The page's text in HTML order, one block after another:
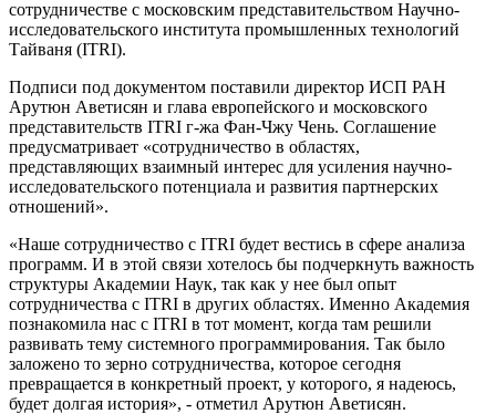
сотрудничестве с московским представительством Научно-
исследовательского института промышленных технологий
Тайваня (ITRI).
Подписи под документом поставили директор ИСП РАН
Арутюн Аветисян и глава европейского и московского
представительств ITRI г-жа Фан-Чжу Чень. Соглашение
предусматривает «сотрудничество в областях,
представляющих взаимный интерес для усиления научно-
исследовательского потенциала и развития партнерских
отношений».
«Наше сотрудничество с ITRI будет вестись в сфере анализа
программ. И в этой связи хотелось бы подчеркнуть важность
структуры Академии Наук, так как у нее был опыт
сотрудничества с ITRI в других областях. Именно Академия
познакомила нас с ITRI в тот момент, когда там решили
развивать тему системного программирования. Так было
заложено то зерно сотрудничества, которое сегодня
превращается в конкретный проект, у которого, я надеюсь,
будет долгая история», - отметил Арутюн Аветисян.